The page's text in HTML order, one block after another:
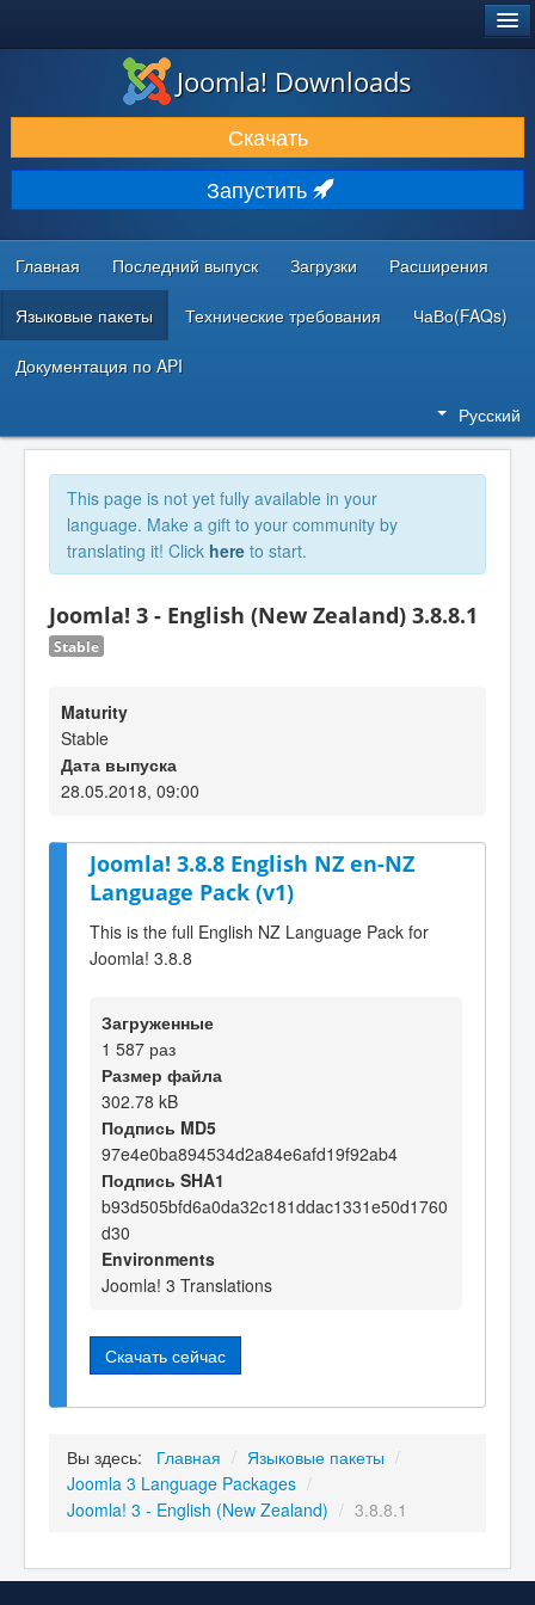
ЗАГРУЗКИ И РАСШИРЕНИЯ
ДОКУМЕНТАЦИЯ И ОБУЧЕНИЕ
СООБЩЕСТВО И ПОДДЕРЖКА
РЕСУРСЫ ДЛЯ РАЗРАБОТЧИКОВ
Joomla! Downloads
Скачать
Запустить
Главная Последний выпуск Загрузки Расширения
Языковые пакеты Технические требования ЧаВо(FAQs)
Документация по API
Русский
This page is not yet fully available in your
language. Make a gift to your community by
translating it! Click here to start.
Joomla! 3 - English (New Zealand) 3.8.8.1
Stable
Maturity
Stable
Дата выпуска
28.05.2018, 09:00
Joomla! 3.8.8 English NZ en-NZ
Language Pack (v1)
This is the full English NZ Language Pack for
Joomla! 3.8.8
Загруженные
1 587 раз
Размер файла
302.78 kB
Подпись MD5
97e4e0ba894534d2a84e6afd19f92ab4
Подпись SHA1
b93d505bfd6a0da32c181ddac1331e50d1760
d30
Environments
Joomla! 3 Translations
Скачать сейчас
Вы здесь: Главная / Языковые пакеты /
Joomla 3 Language Packages /
Joomla! 3 - English (New Zealand) / 3.8.8.1